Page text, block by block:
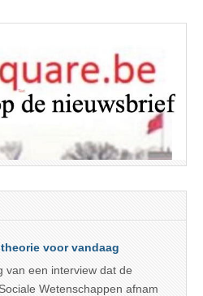
voor vandaag
van een interview dat de
Wetenschappen afnam